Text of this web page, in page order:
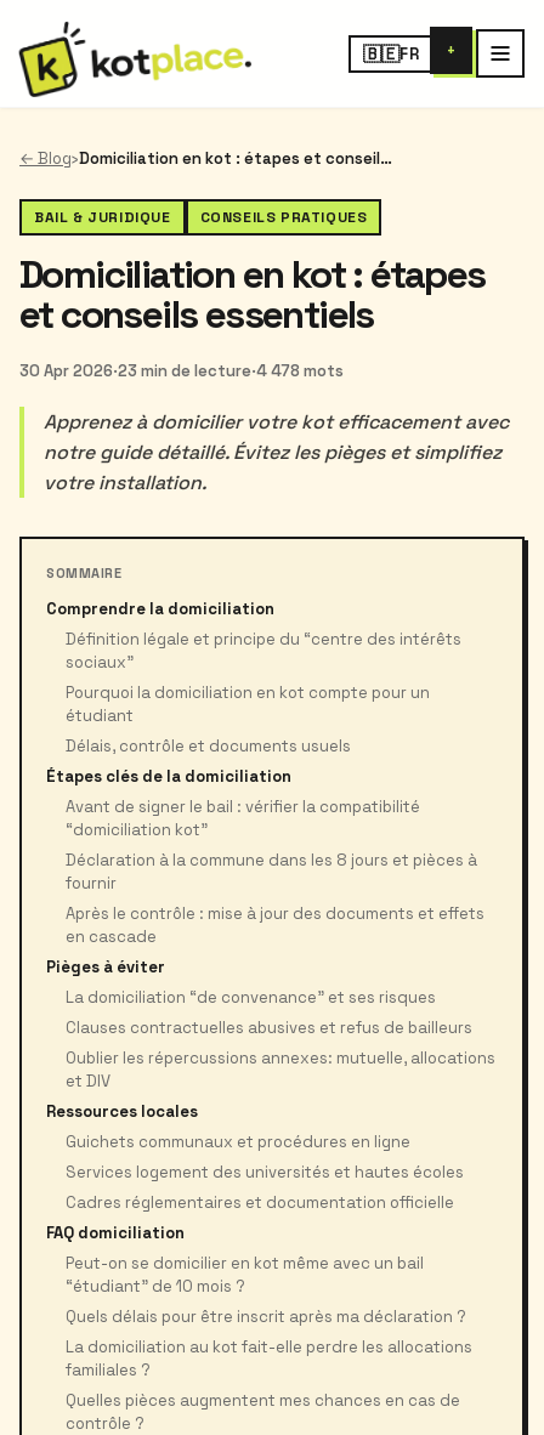
🇧🇪FR +
← Blog› Domiciliation en kot : étapes et conseils essentiels
BAIL & JURIDIQUE CONSEILS PRATIQUES
Domiciliation en kot : étapes
et conseils essentiels
30 Apr 2026·23 min de lecture·4 478 mots
Apprenez à domicilier votre kot efficacement avec
notre guide détaillé. Évitez les pièges et simplifiez
votre installation.
SOMMAIRE
Comprendre la domiciliation
Définition légale et principe du “centre des intérêts
sociaux”
Pourquoi la domiciliation en kot compte pour un
étudiant
Délais, contrôle et documents usuels
Étapes clés de la domiciliation
Avant de signer le bail : vérifier la compatibilité
“domiciliation kot”
Déclaration à la commune dans les 8 jours et pièces à
fournir
Après le contrôle : mise à jour des documents et effets
en cascade
Pièges à éviter
La domiciliation “de convenance” et ses risques
Clauses contractuelles abusives et refus de bailleurs
Oublier les répercussions annexes: mutuelle, allocations
et DIV
Ressources locales
Guichets communaux et procédures en ligne
Services logement des universités et hautes écoles
Cadres réglementaires et documentation officielle
FAQ domiciliation
Peut-on se domicilier en kot même avec un bail
“étudiant” de 10 mois ?
Quels délais pour être inscrit après ma déclaration ?
La domiciliation au kot fait-elle perdre les allocations
familiales ?
Quelles pièces augmentent mes chances en cas de
contrôle ?